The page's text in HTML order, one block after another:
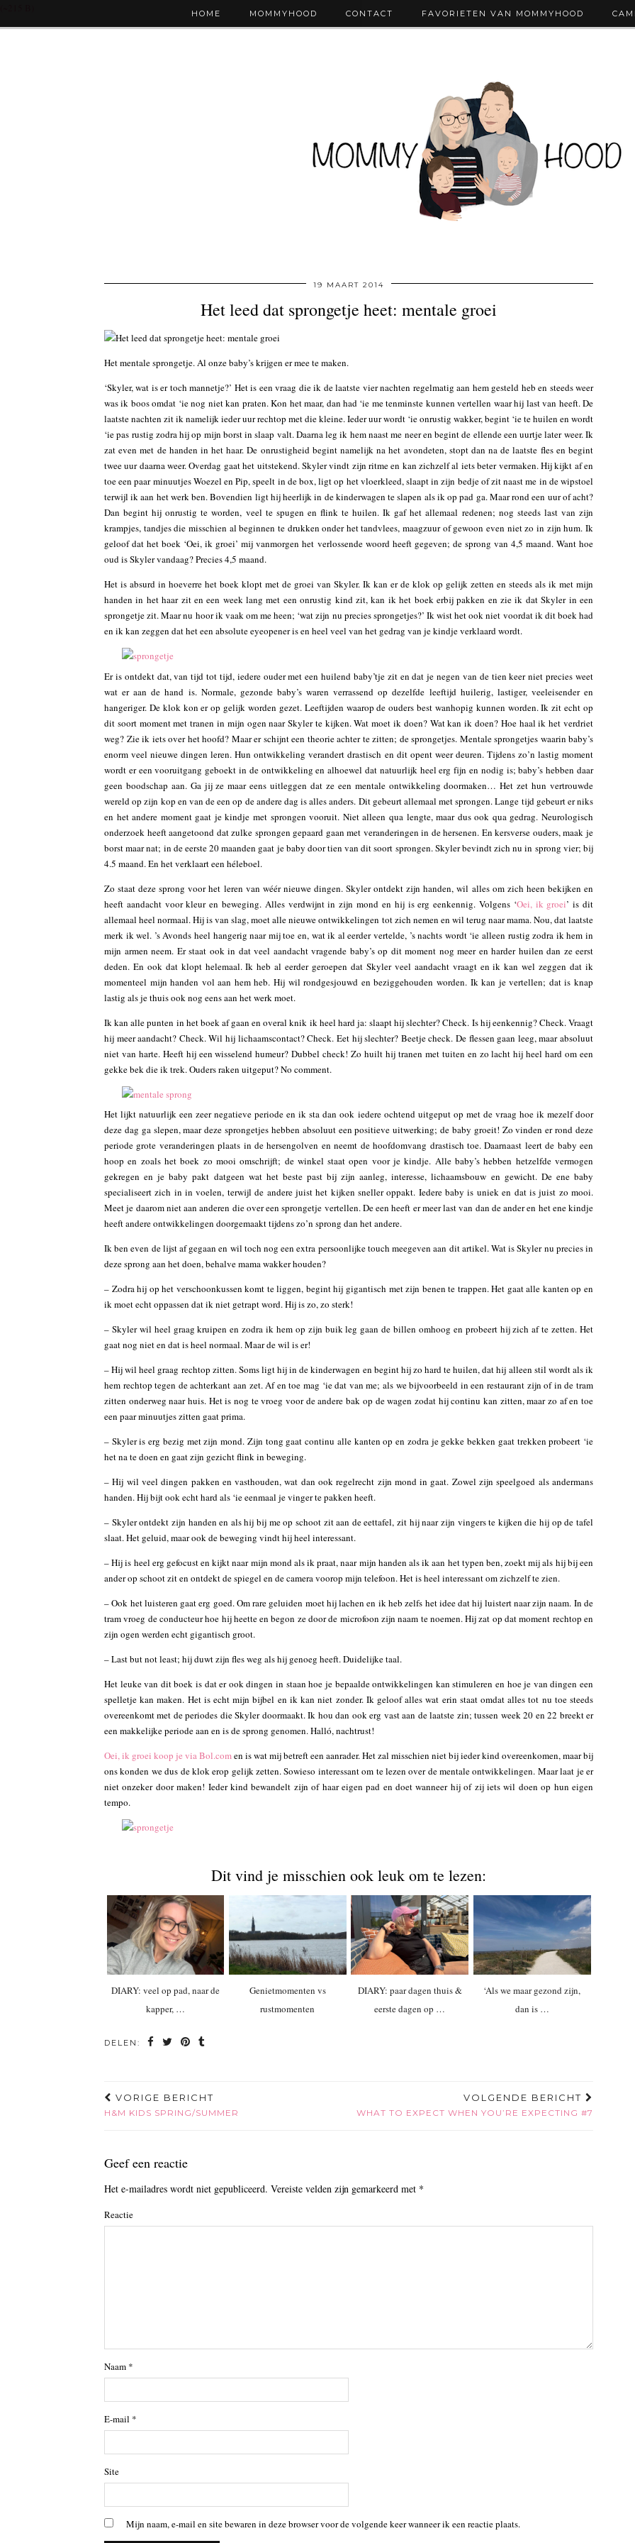
HOME MOMMYHOOD CONTACT FAVORIETEN VAN MOMMYHOOD
19 MAART 2014
Het leed dat sprongetje heet: mentale groei
Het mentale sprongetje. Al onze baby’s krijgen er mee te maken.
‘Skyler, wat is er toch mannetje?’ Het is een vraag die ik de laatste vier nachten regelmatig aan hem gesteld heb en steeds weer
was ik boos omdat ‘ie nog niet kan praten. Kon het maar, dan had ‘ie me tenminste kunnen vertellen waar hij last van heeft. De
laatste nachten zit ik namelijk ieder uur rechtop met die kleine. Ieder uur wordt ‘ie onrustig wakker, begint ‘ie te huilen en wordt
‘ie pas rustig zodra hij op mijn borst in slaap valt. Daarna leg ik hem naast me neer en begint de ellende een uurtje later weer. Ik
zat even met de handen in het haar. De onrustigheid begint namelijk na het avondeten, stopt dan na de laatste fles en begint
twee uur daarna weer. Overdag gaat het uitstekend. Skyler vindt zijn ritme en kan zichzelf al iets beter vermaken. Hij kijkt af en
toe een paar minuutjes Woezel en Pip, speelt in de box, ligt op het vloerkleed, slaapt in zijn bedje of zit naast me in de wipstoel
terwijl ik aan het werk ben. Bovendien ligt hij heerlijk in de kinderwagen te slapen als ik op pad ga. Maar rond een uur of acht?
Dan begint hij onrustig te worden, veel te spugen en flink te huilen. Ik gaf het allemaal redenen; nog steeds last van zijn
krampjes, tandjes die misschien al beginnen te drukken onder het tandvlees, maagzuur of gewoon even niet zo in zijn hum. Ik
geloof dat het boek ‘Oei, ik groei’ mij vanmorgen het verlossende woord heeft gegeven; de sprong van 4,5 maand. Want hoe
oud is Skyler vandaag? Precies 4,5 maand.
Het is absurd in hoeverre het boek klopt met de groei van Skyler. Ik kan er de klok op gelijk zetten en steeds als ik met mijn
handen in het haar zit en een week lang met een onrustig kind zit, kan ik het boek erbij pakken en zie ik dat Skyler in een
sprongetje zit. Maar nu hoor ik vaak om me heen; ‘wat zijn nu precies sprongetjes?’ Ik wist het ook niet voordat ik dit boek had
en ik kan zeggen dat het een absolute eyeopener is en heel veel van het gedrag van je kindje verklaard wordt.
Er is ontdekt dat, van tijd tot tijd, iedere ouder met een huilend baby’tje zit en dat je negen van de tien keer niet precies weet
wat er aan de hand is. Normale, gezonde baby’s waren verrassend op dezelfde leeftijd huilerig, lastiger, veeleisender en
hangeriger. De klok kon er op gelijk worden gezet. Leeftijden waarop de ouders best wanhopig kunnen worden. Ik zit echt op
dit soort moment met tranen in mijn ogen naar Skyler te kijken. Wat moet ik doen? Wat kan ik doen? Hoe haal ik het verdriet
weg? Zie ik iets over het hoofd? Maar er schijnt een theorie achter te zitten; de sprongetjes. Mentale sprongetjes waarin baby’s
enorm veel nieuwe dingen leren. Hun ontwikkeling verandert drastisch en dit opent weer deuren. Tijdens zo’n lastig moment
wordt er een vooruitgang geboekt in de ontwikkeling en alhoewel dat natuurlijk heel erg fijn en nodig is; baby’s hebben daar
geen boodschap aan. Ga jij ze maar eens uitleggen dat ze een mentale ontwikkeling doormaken… Het zet hun vertrouwde
wereld op zijn kop en van de een op de andere dag is alles anders. Dit gebeurt allemaal met sprongen. Lange tijd gebeurt er niks
en het andere moment gaat je kindje met sprongen vooruit. Niet alleen qua lengte, maar dus ook qua gedrag. Neurologisch
onderzoek heeft aangetoond dat zulke sprongen gepaard gaan met veranderingen in de hersenen. En kersverse ouders, maak je
borst maar nat; in de eerste 20 maanden gaat je baby door tien van dit soort sprongen. Skyler bevindt zich nu in sprong vier; bij
4.5 maand. En het verklaart een héleboel.
Zo staat deze sprong voor het leren van wéér nieuwe dingen. Skyler ontdekt zijn handen, wil alles om zich heen bekijken en
heeft aandacht voor kleur en beweging. Alles verdwijnt in zijn mond en hij is erg eenkennig. Volgens ‘Oei, ik groei’ is dit
allemaal heel normaal. Hij is van slag, moet alle nieuwe ontwikkelingen tot zich nemen en wil terug naar mama. Nou, dat laatste
merk ik wel. ’s Avonds heel hangerig naar mij toe en, wat ik al eerder vertelde, ’s nachts wordt ‘ie alleen rustig zodra ik hem in
mijn armen neem. Er staat ook in dat veel aandacht vragende baby’s op dit moment nog meer en harder huilen dan ze eerst
deden. En ook dat klopt helemaal. Ik heb al eerder geroepen dat Skyler veel aandacht vraagt en ik kan wel zeggen dat ik
momenteel mijn handen vol aan hem heb. Hij wil rondgesjouwd en beziggehouden worden. Ik kan je vertellen; dat is knap
lastig als je thuis ook nog eens aan het werk moet.
Ik kan alle punten in het boek af gaan en overal knik ik heel hard ja: slaapt hij slechter? Check. Is hij eenkennig? Check. Vraagt
hij meer aandacht? Check. Wil hij lichaamscontact? Check. Eet hij slechter? Beetje check. De flessen gaan leeg, maar absoluut
niet van harte. Heeft hij een wisselend humeur? Dubbel check! Zo huilt hij tranen met tuiten en zo lacht hij heel hard om een
gekke bek die ik trek. Ouders raken uitgeput? No comment.
Het lijkt natuurlijk een zeer negatieve periode en ik sta dan ook iedere ochtend uitgeput op met de vraag hoe ik mezelf door
deze dag ga slepen, maar deze sprongetjes hebben absoluut een positieve uitwerking; de baby groeit! Zo vinden er rond deze
periode grote veranderingen plaats in de hersengolven en neemt de hoofdomvang drastisch toe. Daarnaast leert de baby een
hoop en zoals het boek zo mooi omschrijft; de winkel staat open voor je kindje. Alle baby’s hebben hetzelfde vermogen
gekregen en je baby pakt datgeen wat het beste past bij zijn aanleg, interesse, lichaamsbouw en gewicht. De ene baby
specialiseert zich in in voelen, terwijl de andere juist het kijken sneller oppakt. Iedere baby is uniek en dat is juist zo mooi.
Meet je daarom niet aan anderen die over een sprongetje vertellen. De een heeft er meer last van dan de ander en het ene kindje
heeft andere ontwikkelingen doorgemaakt tijdens zo’n sprong dan het andere.
Ik ben even de lijst af gegaan en wil toch nog een extra persoonlijke touch meegeven aan dit artikel. Wat is Skyler nu precies in
deze sprong aan het doen, behalve mama wakker houden?
– Zodra hij op het verschoonkussen komt te liggen, begint hij gigantisch met zijn benen te trappen. Het gaat alle kanten op en
ik moet echt oppassen dat ik niet getrapt word. Hij is zo, zo sterk!
– Skyler wil heel graag kruipen en zodra ik hem op zijn buik leg gaan de billen omhoog en probeert hij zich af te zetten. Het
gaat nog niet en dat is heel normaal. Maar de wil is er!
– Hij wil heel graag rechtop zitten. Soms ligt hij in de kinderwagen en begint hij zo hard te huilen, dat hij alleen stil wordt als ik
hem rechtop tegen de achterkant aan zet. Af en toe mag ‘ie dat van me; als we bijvoorbeeld in een restaurant zijn of in de tram
zitten onderweg naar huis. Het is nog te vroeg voor de andere bak op de wagen zodat hij continu kan zitten, maar zo af en toe
een paar minuutjes zitten gaat prima.
– Skyler is erg bezig met zijn mond. Zijn tong gaat continu alle kanten op en zodra je gekke bekken gaat trekken probeert ‘ie
het na te doen en gaat zijn gezicht flink in beweging.
– Hij wil veel dingen pakken en vasthouden, wat dan ook regelrecht zijn mond in gaat. Zowel zijn speelgoed als andermans
handen. Hij bijt ook echt hard als ‘ie eenmaal je vinger te pakken heeft.
– Skyler ontdekt zijn handen en als hij bij me op schoot zit aan de eettafel, zit hij naar zijn vingers te kijken die hij op de tafel
slaat. Het geluid, maar ook de beweging vindt hij heel interessant.
– Hij is heel erg gefocust en kijkt naar mijn mond als ik praat, naar mijn handen als ik aan het typen ben, zoekt mij als hij bij een
ander op schoot zit en ontdekt de spiegel en de camera voorop mijn telefoon. Het is heel interessant om zichzelf te zien.
– Ook het luisteren gaat erg goed. Om rare geluiden moet hij lachen en ik heb zelfs het idee dat hij luistert naar zijn naam. In de
tram vroeg de conducteur hoe hij heette en begon ze door de microfoon zijn naam te noemen. Hij zat op dat moment rechtop en
zijn ogen werden echt gigantisch groot.
– Last but not least; hij duwt zijn fles weg als hij genoeg heeft. Duidelijke taal.
Het leuke van dit boek is dat er ook dingen in staan hoe je bepaalde ontwikkelingen kan stimuleren en hoe je van dingen een
spelletje kan maken. Het is echt mijn bijbel en ik kan niet zonder. Ik geloof alles wat erin staat omdat alles tot nu toe steeds
overeenkomt met de periodes die Skyler doormaakt. Ik hou dan ook erg vast aan de laatste zin; tussen week 20 en 22 breekt er
een makkelijke periode aan en is de sprong genomen. Halló, nachtrust!
Oei, ik groei koop je via Bol.comen is wat mij betreft een aanrader. Het zal misschien niet bij ieder kind overeenkomen, maar bij
ons konden we dus de klok erop gelijk zetten. Sowieso interessant om te lezen over de mentale ontwikkelingen. Maar laat je er
niet onzeker door maken! Ieder kind bewandelt zijn of haar eigen pad en doet wanneer hij of zij iets wil doen op hun eigen
tempo.
Dit vind je misschien ook leuk om te lezen:
DIARY: veel op pad, naar de
kapper, …
Genietmomenten vs
rustmomenten
DIARY: paar dagen thuis &
eerste dagen op …
‘Als we maar gezond zijn,
dan is …
DELEN:
VORIGE BERICHT
H&M KIDS SPRING/SUMMER
VOLGENDE BERICHT
WHAT TO EXPECT WHEN YOU’RE EXPECTING #7
Geef een reactie
Het e-mailadres wordt niet gepubliceerd. Vereiste velden zijn gemarkeerd met *
Reactie
Naam *
E-mail *
Site
Mijn naam, e-mail en site bewaren in deze browser voor de volgende keer wanneer ik een reactie plaats.